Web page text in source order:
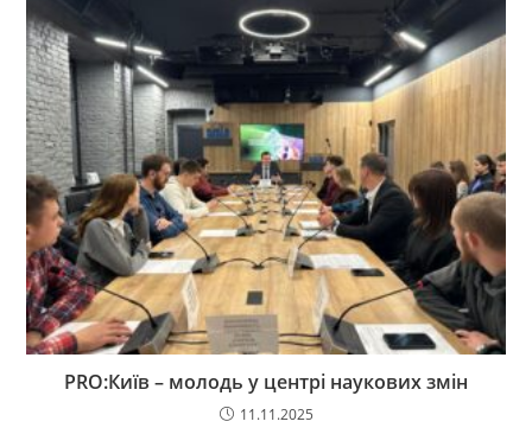
PRO:Київ – молодь у центрі наукових змін
11.11.2025